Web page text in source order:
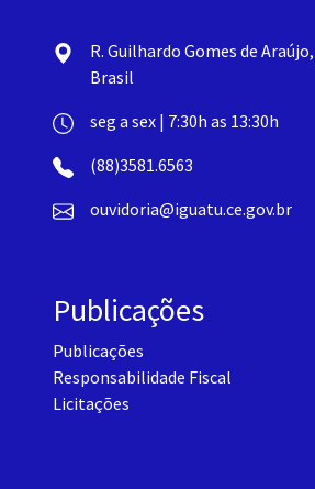
R. Guilhardo Gomes de
Brasil
seg a sex | 7:30h as 13:30h
(88)3581.6563
ouvidoria@iguatu.ce.gov.br
Publicações
Publicações
Responsabilidade Fiscal
Licitações